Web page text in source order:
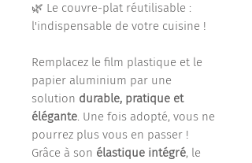
🌿 Le couvre-plat réutilisable :
l'indispensable de votre cuisine !
Remplacez le film plastique et le
papier aluminium par une
solution durable, pratique et
élégante. Une fois adopté, vous ne
pourrez plus vous en passer !
Grâce à son élastique intégré, le